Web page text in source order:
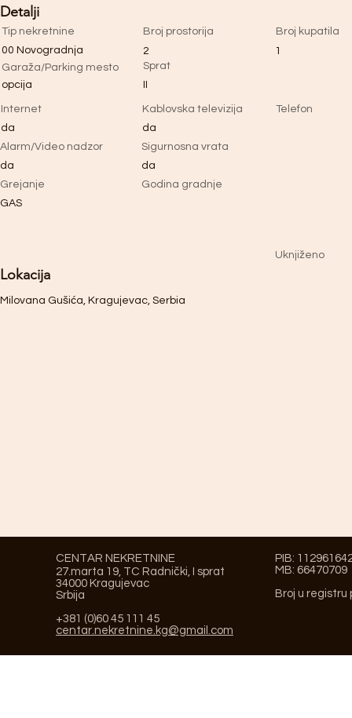
Detalji
Tip nekretnine
00 Novogradnja
Garaža/Parking mesto
opcija
Internet
da
Alarm/Video nadzor
da
Grejanje
GAS
Broj prostorija
2
Sprat
Broj kupatila
1
Kablovska televizija
da
Telefon
Sigurnosna vrata
da
Godina gradnje
Uknjiženo
Lokacija
Milovana Gušića, Kragujevac, Serbia
CENTAR NEKRETNINE
27.marta 19, TC Radnički, I sprat
34000 Kragujevac
Srbija
+381 (0)60 45 111 45
centar.nekretnine.kg@gmail.com
PIB:
MB: 66470709
Broj u registru